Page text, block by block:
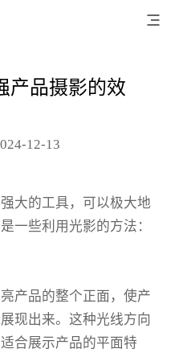
产品摄影的效
12-13
大的工具，可以极大地
一些利用光影的方法：
产品的整个正面，使产
现出来。这种光线方向
合展示产品的平面特